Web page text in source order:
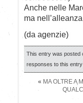
Anche nelle
ma
(da agenzie)
This entry was posted
responses to this
« MA OLTRE A